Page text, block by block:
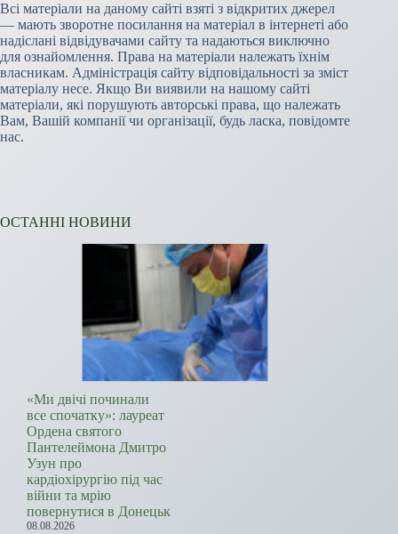
Всі матеріали на даному сайті взяті з відкритих джерел
— мають зворотне посилання на матеріал в інтернеті або
надіслані відвідувачами сайту та надаються виключно
для ознайомлення. Права на матеріали належать їхнім
власникам. Адміністрація сайту відповідальності за зміст
матеріалу несе. Якщо Ви виявили на нашому сайті
матеріали, які порушують авторські права, що належать
Вам, Вашій компанії чи організації, будь ласка, повідомте
нас.
ОСТАННІ НОВИНИ
«Ми двічі починали
все спочатку»: лауреат
Ордена святого
Пантелеймона Дмитро
Узун про
кардіохірургію під час
війни та мрію
повернутися в Донецьк
08.08.2026